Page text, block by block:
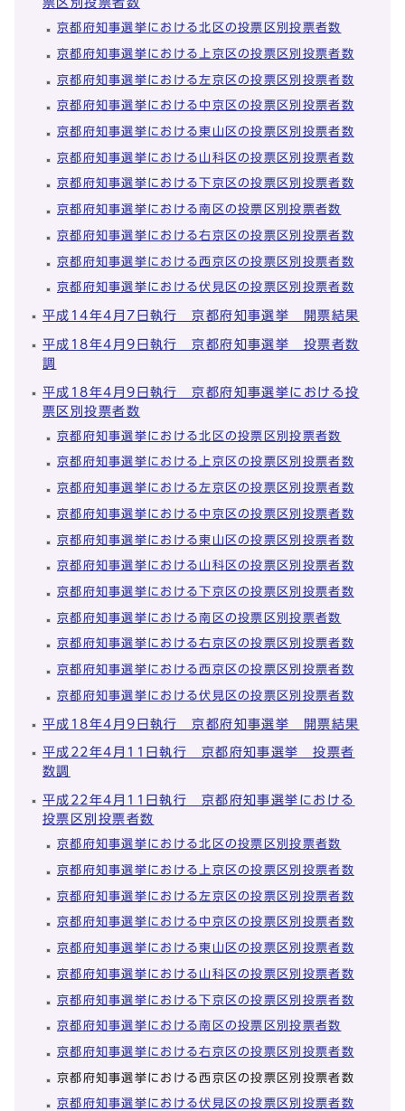
京都府知事選挙における北区の投票区別投票者数
京都府知事選挙における上京区の投票区別投票者数
京都府知事選挙における左京区の投票区別投票者数
京都府知事選挙における中京区の投票区別投票者数
京都府知事選挙における東山区の投票区別投票者数
京都府知事選挙における山科区の投票区別投票者数
京都府知事選挙における下京区の投票区別投票者数
京都府知事選挙における南区の投票区別投票者数
京都府知事選挙における右京区の投票区別投票者数
京都府知事選挙における西京区の投票区別投票者数
京都府知事選挙における伏見区の投票区別投票者数
平成14年4月7日執行 京都府知事選挙 開票結果
平成18年4月9日執行 京都府知事選挙 投票者数
調
平成18年4月9日執行 京都府知事選挙における投
票区別投票者数
京都府知事選挙における北区の投票区別投票者数
京都府知事選挙における上京区の投票区別投票者数
京都府知事選挙における左京区の投票区別投票者数
京都府知事選挙における中京区の投票区別投票者数
京都府知事選挙における東山区の投票区別投票者数
京都府知事選挙における山科区の投票区別投票者数
京都府知事選挙における下京区の投票区別投票者数
京都府知事選挙における南区の投票区別投票者数
京都府知事選挙における右京区の投票区別投票者数
京都府知事選挙における西京区の投票区別投票者数
京都府知事選挙における伏見区の投票区別投票者数
平成18年4月9日執行 京都府知事選挙 開票結果
平成22年4月11日執行 京都府知事選挙 投票者
数調
平成22年4月11日執行 京都府知事選挙における
投票区別投票者数
京都府知事選挙における北区の投票区別投票者数
京都府知事選挙における上京区の投票区別投票者数
京都府知事選挙における左京区の投票区別投票者数
京都府知事選挙における中京区の投票区別投票者数
京都府知事選挙における東山区の投票区別投票者数
京都府知事選挙における山科区の投票区別投票者数
京都府知事選挙における下京区の投票区別投票者数
京都府知事選挙における南区の投票区別投票者数
京都府知事選挙における右京区の投票区別投票者数
京都府知事選挙における西京区の投票区別投票者数
京都府知事選挙における伏見区の投票区別投票者数